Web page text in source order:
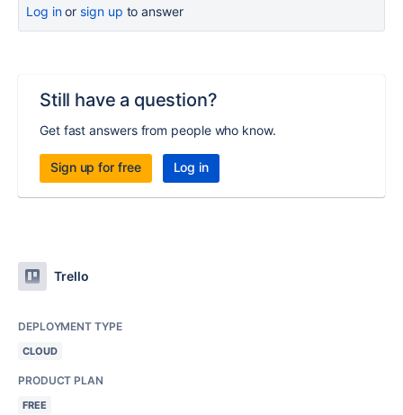
Log inor sign up to answer
Still have a question?
Get fast answers from people who know.
Sign up for free Log in
Trello
DEPLOYMENT TYPE
CLOUD
PRODUCT PLAN
FREE